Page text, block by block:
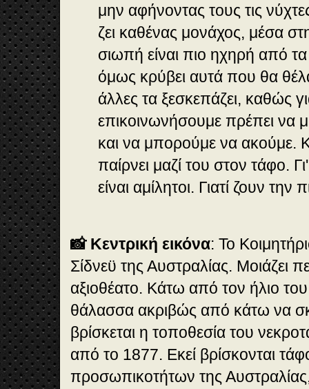
μην αφήνοντας τους τις
ζει καθένας μονάχος, μέσα
σιωπή είναι πιο ηχηρή από
όμως κρύβει αυτά που θα
άλλες τα ξεσκεπάζει, καθώς
επικοινωνήσουμε πρέπει να
και να μπορούμε να ακούμε.
παίρνει μαζί του στον τάφο.
είναι αμίλητοι. Γιατί ζουν την
📸 Κεντρική εικόνα: Το
Σίδνεϋ της Αυστραλίας. Μοιάζει
αξιοθέατο. Κάτω από τον ήλιο του
θάλασσα ακριβώς από κάτω να
βρίσκεται η τοποθεσία του
από το 1877. Εκεί βρίσκονται
προσωπικοτήτων της